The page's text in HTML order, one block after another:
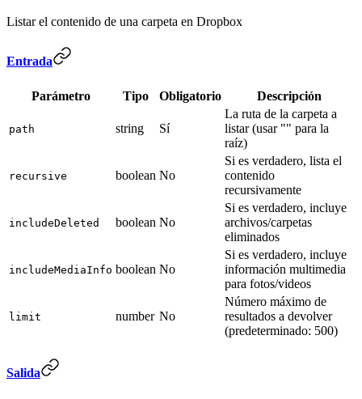
Listar el contenido de una carpeta en Dropbox
Entrada
Parámetro Tipo Obligatorio Descripción
path string Sí
La ruta de la carpeta a
listar (usar "" para la
raíz)
recursive boolean No
Si es verdadero, lista el
contenido
recursivamente
includeDeleted boolean No
Si es verdadero, incluye
archivos/carpetas
eliminados
includeMediaInfo boolean No
Si es verdadero, incluye
información multimedia
para fotos/videos
limit number No
Número máximo de
resultados a devolver
(predeterminado: 500)
Salida